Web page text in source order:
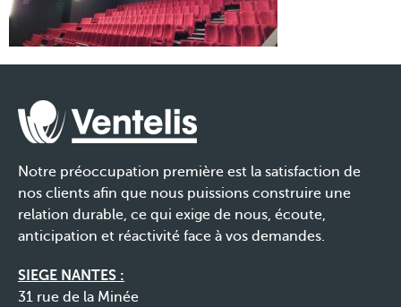
Notre préoccupation première est la satisfaction de
nos clients afin que nous puissions construire une
relation durable, ce qui exige de nous, écoute,
anticipation et réactivité face à vos demandes.
SIEGE NANTES :
31 rue de la Minée